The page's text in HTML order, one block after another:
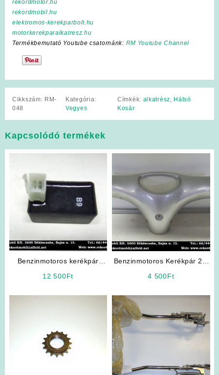
rekordmotor.hu
rekordmobil.hu
elektromos-kerekparbolt.hu
motorkerekparalkatresz.hu
Termékbemutató Youtube csatornánk: RM Youtube Channel
Cikkszám: RM-
048
Kategória:
Vegyes
Címkék: alkatrész
Hátsó
Kosár
Kapcsolódó termékek
Benzinmotoros kerékpár
12 500Ft
Benzinmotoros Kerékpár 2T,
4 500Ft